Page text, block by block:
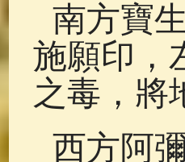
南方寶
施願印，
之毒，將
西方阿